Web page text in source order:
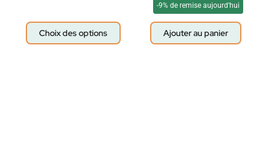
Choix des options
-9% de remise aujourd'hui
Ajouter au panier